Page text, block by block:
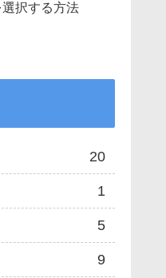
選択する方法
20
1
5
9